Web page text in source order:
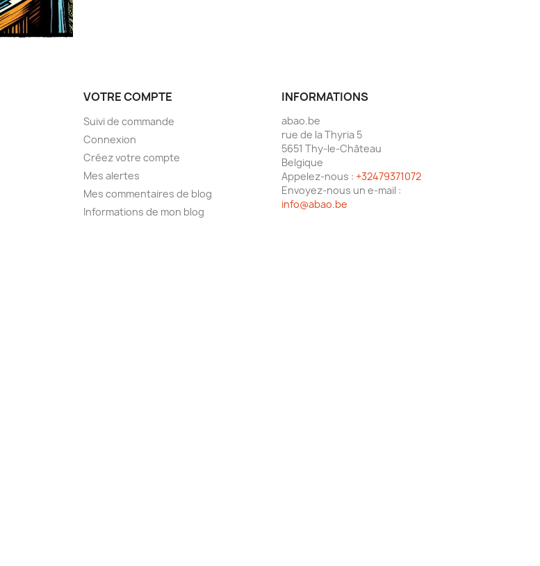
VOTRE COMPTE
Suivi de commande
Connexion
Créez votre compte
Mes alertes
Mes commentaires de blog
Informations de mon blog
INFORMATIONS
abao.be
rue de la Thyria 5
5651 Thy-le-Château
Belgique
Appelez-nous : +32479371072
Envoyez-nous un e-mail :
info@abao.be